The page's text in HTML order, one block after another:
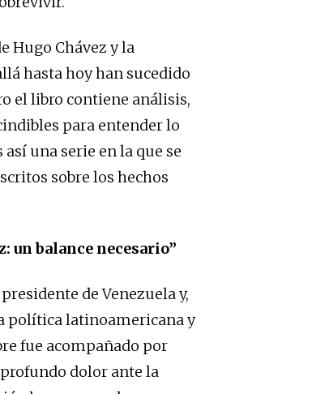
Hugo Chávez y la
hasta hoy han sucedido
el libro contiene análisis,
para entender lo
una serie en la que se
sobre los hechos
un balance necesario”
de Venezuela y,
política latinoamericana y
fue acompañado por
dolor ante la